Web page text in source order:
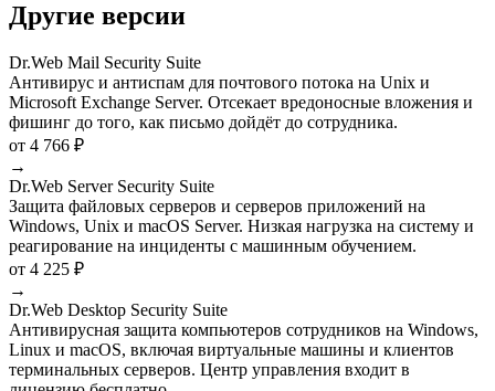
Другие версии
Dr.Web Mail Security Suite
Антивирус и антиспам для почтового потока на Unix и
Microsoft Exchange Server. Отсекает вредоносные вложения и
фишинг до того, как письмо дойдёт до сотрудника.
от 4 766 ₽
→
Dr.Web Server Security Suite
Защита файловых серверов и серверов приложений на
Windows, Unix и macOS Server. Низкая нагрузка на систему и
реагирование на инциденты с машинным обучением.
от 4 225 ₽
→
Dr.Web Desktop Security Suite
Антивирусная защита компьютеров сотрудников на Windows,
Linux и macOS, включая виртуальные машины и клиентов
терминальных серверов. Центр управления входит в